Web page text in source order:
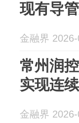
现有导
金融界
常州润
实现连
金融界